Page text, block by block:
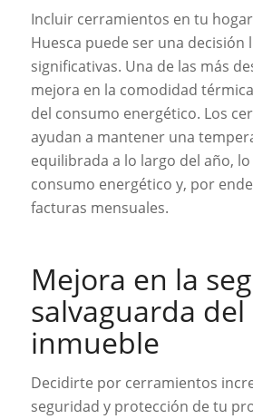
Incluir cerramientos en tu
Huesca puede ser una decisión
significativas. Una de las más
mejora en la comodidad
del consumo energético. Los
ayudan a mantener una
equilibrada a lo largo del año,
consumo energético y, por
facturas mensuales.
Mejora en la
salvaguarda del
inmueble
Decidirte por cerramientos
seguridad y protección de tu